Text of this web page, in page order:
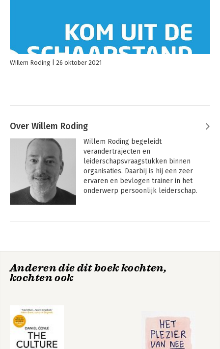
Willem Roding 26 oktober 2021
Over Willem Roding
Willem Roding begeleidt
verandertrajecten en
leiderschapsvraagstukken binnen
organisaties. Daarbij is hij een zeer
ervaren en bevlogen trainer in het
onderwerp persoonlijk leiderschap.
confronterend’.
Anderen die dit boek kochten,
kochten ook